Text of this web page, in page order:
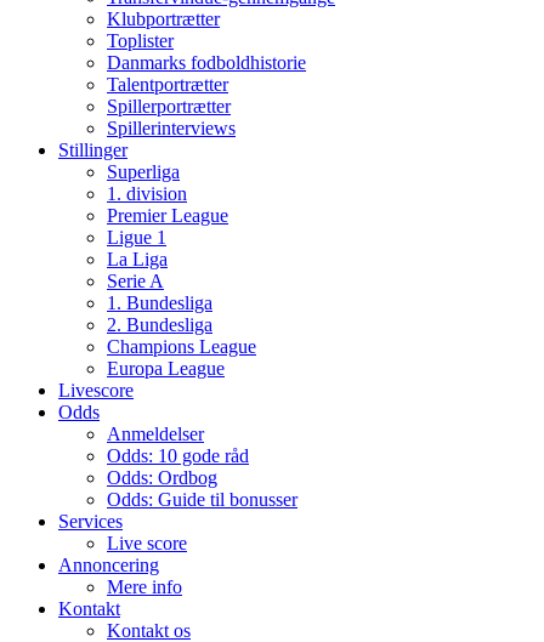
Klubportrætter
Toplister
Danmarks fodboldhistorie
Talentportrætter
Spillerportrætter
Spillerinterviews
Stillinger
Superliga
1. division
Premier League
Ligue 1
La Liga
Serie A
1. Bundesliga
2. Bundesliga
Champions League
Europa League
Livescore
Odds
Anmeldelser
Odds: 10 gode råd
Odds: Ordbog
Odds: Guide til bonusser
Services
Live score
Annoncering
Mere info
Kontakt
Kontakt os